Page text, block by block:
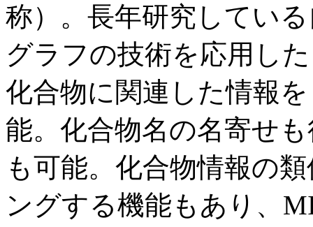
称）。長年研究してい
グラフの技術を応用し
化合物に関連した情報
能。化合物名の名寄せ
も可能。化合物情報の
ングする機能もあり、